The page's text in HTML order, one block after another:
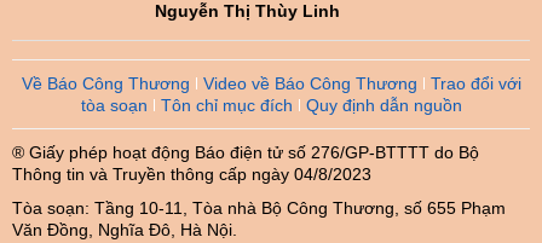
Nguyễn Thị Thùy Linh
Về Báo Công Thương Video về Báo Công Thương
Trao đổi với
tòa soạn
Tôn chỉ mục đích Quy định dẫn nguồn
® Giấy phép hoạt động Báo điện tử số 276/GP-BTTTT do Bộ
Thông tin và Truyền thông cấp ngày 04/8/2023
Tòa soạn: Tầng 10-11, Tòa nhà Bộ Công Thương, số 655 Phạm
Văn Đồng, Nghĩa Đô, Hà Nội.